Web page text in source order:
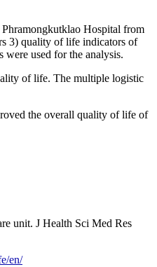
Phramongkutklao Hospital from
3) quality of life indicators of
used for the analysis.
of life. The multiple logistic
the overall quality of life of
unit. J Health Sci Med Res
en/